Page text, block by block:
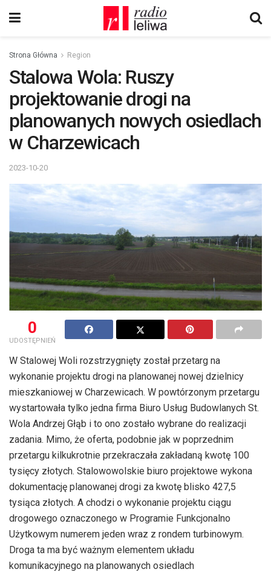
Strona Główna Region
Stalowa Wola: Ruszy
projektowanie drogi na
planowanych nowych osiedlach
w Charzewicach
2023-10-20
0
UDOSTĘPNIEŃ
W Stalowej Woli rozstrzygnięty został przetarg na
wykonanie projektu drogi na planowanej nowej dzielnicy
mieszkaniowej w Charzewicach. W powtórzonym przetargu
wystartowała tylko jedna firma Biuro Usług Budowlanych St.
Wola Andrzej Głąb i to ono zostało wybrane do realizacji
zadania. Mimo, że oferta, podobnie jak w poprzednim
przetargu kilkukrotnie przekraczała zakładaną kwotę 100
tysięcy złotych. Stalowowolskie biuro projektowe wykona
dokumentację planowanej drogi za kwotę blisko 427,5
tysiąca złotych. A chodzi o wykonanie projektu ciągu
drogowego oznaczonego w Programie Funkcjonalno
Użytkowym numerem jeden wraz z rondem turbinowym.
Droga ta ma być ważnym elementem układu
komunikacyjnego na planowanych osiedlach